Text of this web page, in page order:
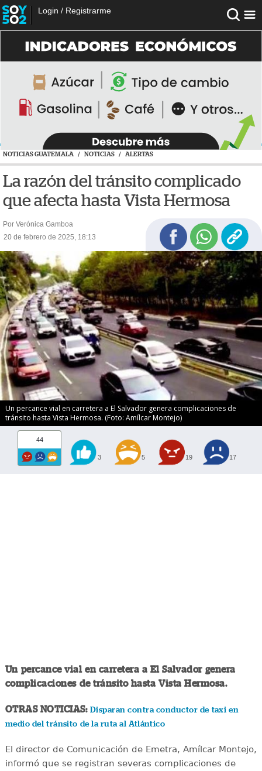
Login / Registrarme
NOTICIAS GUATEMALA / NOTICIAS / ALERTAS
La razón del tránsito complicado
que afecta hasta Vista Hermosa
Por Verónica Gamboa
20 de febrero de 2025, 18:13
Un percance vial en carretera a El Salvador genera complicaciones de
tránsito hasta Vista Hermosa. (Foto: Amílcar Montejo)
44
3 5 19 17
Un percance vial en carretera a El Salvador genera
complicaciones de tránsito hasta Vista Hermosa.
OTRAS NOTICIAS: Disparan contra conductor de taxi en
medio del tránsito de la ruta al Atlántico
El director de Comunicación de Emetra, Amílcar Montejo,
informó que se registran severas complicaciones de